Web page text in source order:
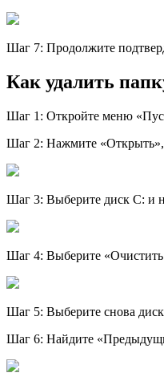
Шаг 7: Продолжите
Как удалить
Шаг 1: Откройте меню
Шаг 2: Нажмите «Открыть»,
Шаг 3: Выберите диск C: и
Шаг 4: Выберите
Шаг 5: Выберите снова
Шаг 6: Найдите